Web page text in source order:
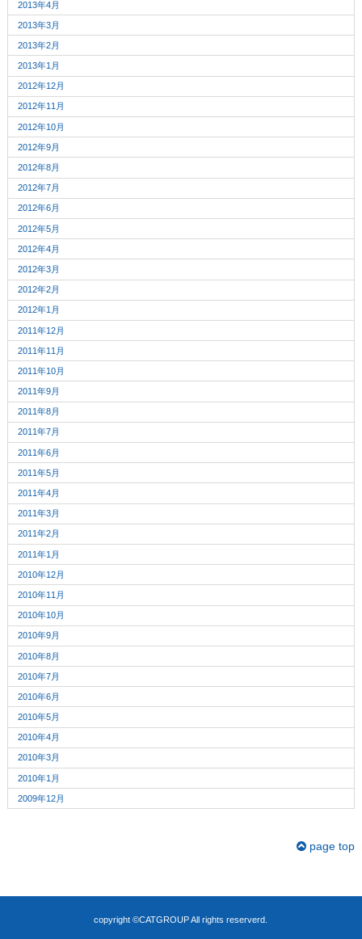
2013年4月
2013年3月
2013年2月
2013年1月
2012年12月
2012年11月
2012年10月
2012年9月
2012年8月
2012年7月
2012年6月
2012年5月
2012年4月
2012年3月
2012年2月
2012年1月
2011年12月
2011年11月
2011年10月
2011年9月
2011年8月
2011年7月
2011年6月
2011年5月
2011年4月
2011年3月
2011年2月
2011年1月
2010年12月
2010年11月
2010年10月
2010年9月
2010年8月
2010年7月
2010年6月
2010年5月
2010年4月
2010年3月
2010年1月
2009年12月
page top
copyright ©CATGROUP All rights reserverd.